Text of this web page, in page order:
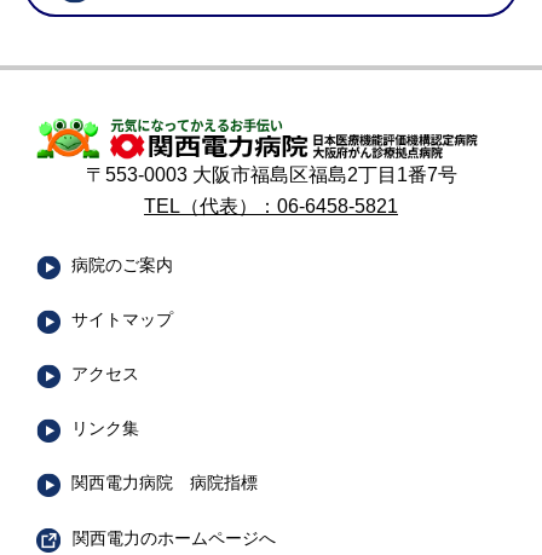
〒553-0003 大阪市福島区福島2丁目1番7号
TEL（代表）：06-6458-5821
病院のご案内
サイトマップ
アクセス
リンク集
関西電力病院 病院指標
関西電力のホームページへ